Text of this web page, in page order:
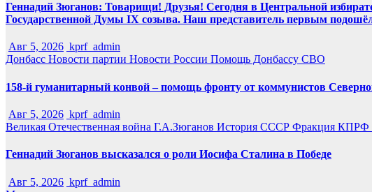
Геннадий Зюганов: Товарищи! Друзья! Сегодня в Центральной
Государственной Думы IX созыва. Наш представитель первым
Авг 5, 2026 kprf_admin
Донбасс Новости партии Новости России Помощь Донбассу СВО
158-й гуманитарный конвой – помощь фронту от коммунистов
Авг 5, 2026 kprf_admin
Великая Отечественная война Г.А.Зюганов История СССР Фракция КПРФ
Геннадий Зюганов высказался о роли Иосифа Сталина в Победе
Авг 5, 2026 kprf_admin